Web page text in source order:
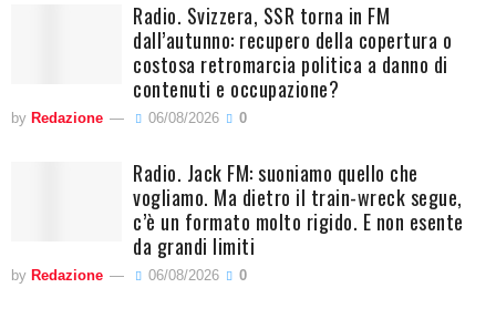
Radio. Svizzera, SSR torna in FM
dall’autunno: recupero della copertura o
costosa retromarcia politica a danno di
contenuti e occupazione?
by Redazione 06/08/2026 0
Radio. Jack FM: suoniamo quello che
vogliamo. Ma dietro il train-wreck segue,
c’è un formato molto rigido. E non esente
da grandi limiti
by Redazione 06/08/2026 0